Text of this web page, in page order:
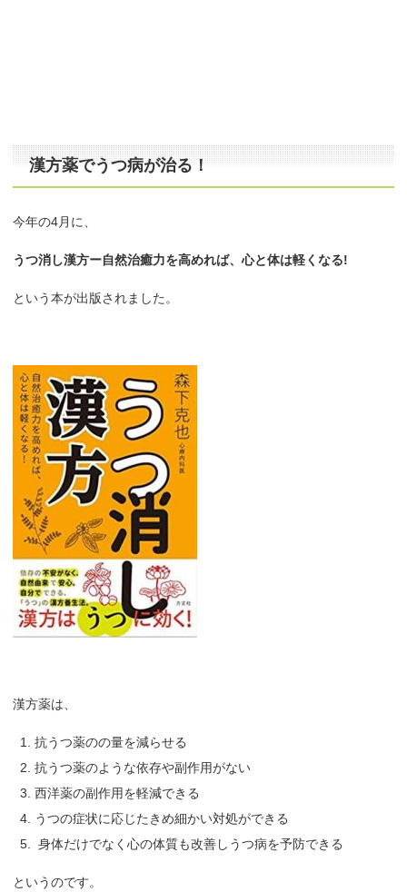
漢方薬でうつ病が治る！
今年の4月に、
うつ消し漢方ー自然治癒力を高めれば、心と体は軽くなる!
という本が出版されました。
漢方薬は、
抗うつ薬のの量を減らせる
抗うつ薬のような依存や副作用がない
西洋薬の副作用を軽減できる
うつの症状に応じたきめ細かい対処ができる
身体だけでなく心の体質も改善しうつ病を予防できる
というのです。